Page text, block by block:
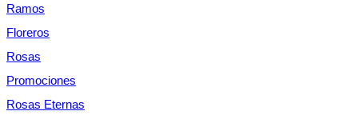
Ramos
Floreros
Rosas
Promociones
Rosas Eternas